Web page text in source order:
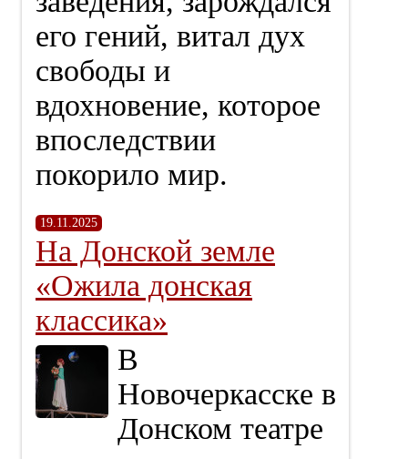
его гений, витал дух
свободы и
вдохновение, которое
впоследствии
покорило мир.
19.11.2025
На Донской земле
«Ожила донская
классика»
В
Новочеркасске в
Донском театре